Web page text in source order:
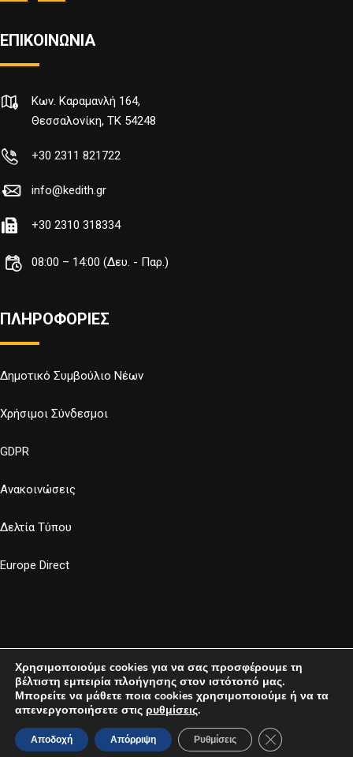
ΕΠΙΚΟΙΝΩΝΙΑ
Κων. Καραμανλή 164,
Θεσσαλονίκη, TK 54248
+30 2311 821722
info@kedith.gr
+30 2310 318334
08:00 – 14:00 (Δευ. - Παρ.)
ΠΛΗΡΟΦΟΡΙΕΣ
Δημοτικό Συμβούλιο Νέων
Χρήσιμοι Σύνδεσμοι
GDPR
Ανακοινώσεις
Δελτία Τύπου
Europe Direct
Developed byMyCompany Projects- 2023
Χρησιμοποιούμε cookies για να σας προσφέρουμε τη
βέλτιστη εμπειρία πλοήγησης στον ιστότοπό μας.
Μπορείτε να μάθετε ποια cookies χρησιμοποιούμε ή να τα
απενεργοποιήσετε στις ρυθμίσεις.
Αποδοχή Απόρριψη Ρυθμίσεις Κλείσιμο του